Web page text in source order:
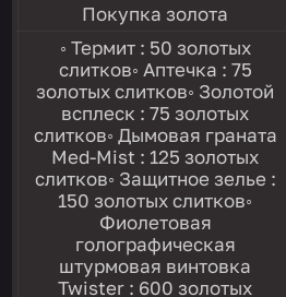
Покупка золота
◦ Термит : 50 золотых
слитков◦ Аптечка : 75
золотых слитков◦ Золотой
всплеск : 75 золотых
слитков◦ Дымовая граната
Med-Mist : 125 золотых
слитков◦ Защитное зелье :
150 золотых слитков◦
Фиолетовая
голографическая
штурмовая винтовка
Twister : 600 золотых